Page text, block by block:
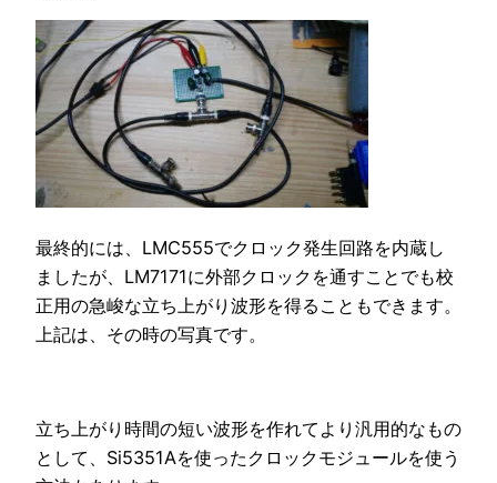
最終的には、LMC555でクロック発生回路を内蔵し
ましたが、LM7171に外部クロックを通すことでも校
正用の急峻な立ち上がり波形を得ることもできます。
上記は、その時の写真です。
立ち上がり時間の短い波形を作れてより汎用的なもの
として、Si5351Aを使ったクロックモジュールを使う